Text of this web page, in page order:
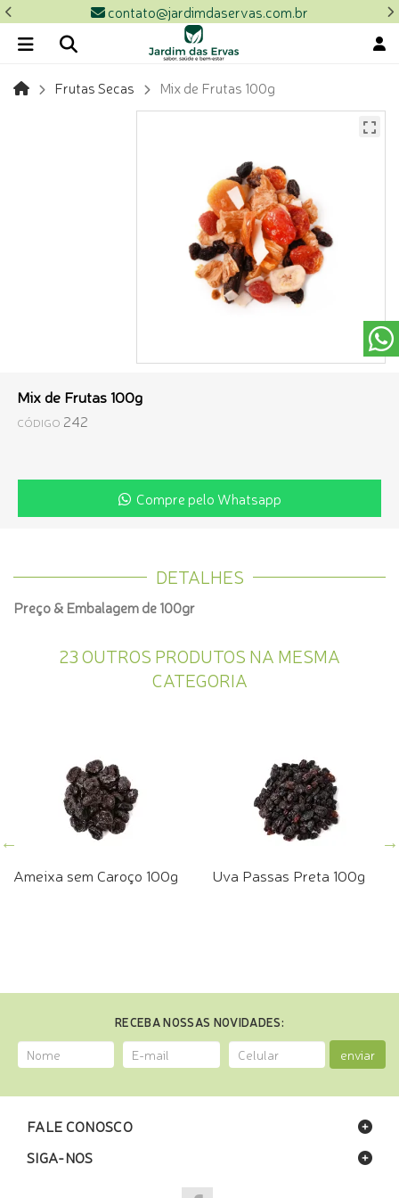
contato@jardimdaservas.com.br
Frutas Secas Mix de Frutas 100g
Mix de Frutas 100g
CÓDIGO 242
Compre pelo Whatsapp
DETALHES
Preço & Embalagem de 100gr
23 OUTROS PRODUTOS NA MESMA
CATEGORIA
Ameixa sem Caroço 100g Uva Passas Preta 100g
RECEBA NOSSAS NOVIDADES:
enviar
FALE CONOSCO
SIGA-NOS